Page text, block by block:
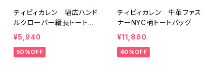
ティピィカレン 幅広ハンド
ルクローバー縦長トートバ
ッグ
¥5,940
50%OFF
ティピィカレン 牛革ファス
ナーNYC柄トートバッグ
¥11,880
40%OFF